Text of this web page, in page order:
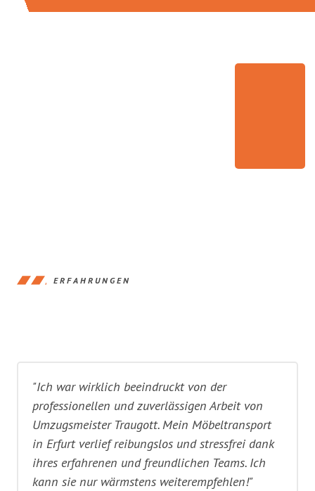
ERFAHRUNGEN
"Ich war wirklich beeindruckt von der
professionellen und zuverlässigen Arbeit von
Umzugsmeister Traugott. Mein Möbeltransport
in Erfurt verlief reibungslos und stressfrei dank
ihres erfahrenen und freundlichen Teams. Ich
kann sie nur wärmstens weiterempfehlen!"